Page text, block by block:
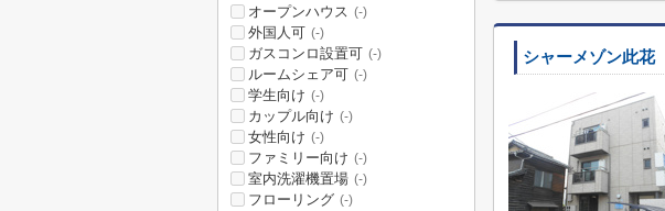
シャーメゾン此花
オープンハウス (-)
外国人可 (-)
ガスコンロ設置可 (-)
ルームシェア可 (-)
学生向け (-)
カップル向け (-)
女性向け (-)
ファミリー向け (-)
室内洗濯機置場 (-)
フローリング (-)